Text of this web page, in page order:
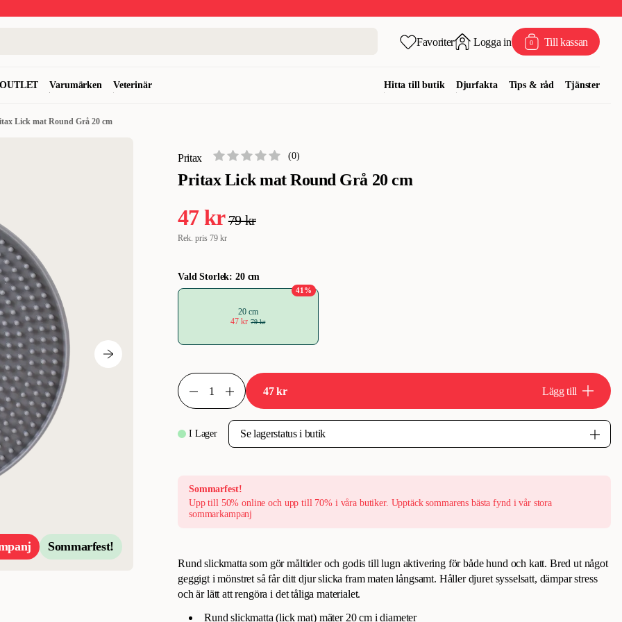
Favoriter Logga in 0 Till kassan
OUTLET Varumärken Veterinär Hitta till butik Djurfakta Tips & råd Tjänster
Lick mat Round Grå 20 cm
Sommarfest!
Pritax
Pritax Lick mat Round Grå 20 cm
(0)
47 kr79 kr
Rek. pris 79 kr
Vald Storlek: 20 cm
41 %
20 cm
47 kr 79 kr
47 kr Lägg till
I Lager
Sommarfest!
Upp till 50% online och upp till 70% i våra butiker. Upptäck sommarens bästa fynd i vår stora
sommarkampanj
Rund slickmatta som gör måltider och godis till lugn aktivering för både hund och katt. Bred ut något
geggigt i mönstret så får ditt djur slicka fram maten långsamt. Håller djuret sysselsatt, dämpar stress
och är lätt att rengöra i det tåliga materialet.
Rund slickmatta (lick mat) mäter 20 cm i diameter